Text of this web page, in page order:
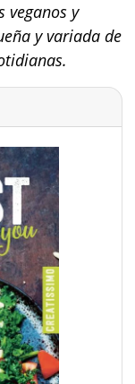
veganos y
y variada de